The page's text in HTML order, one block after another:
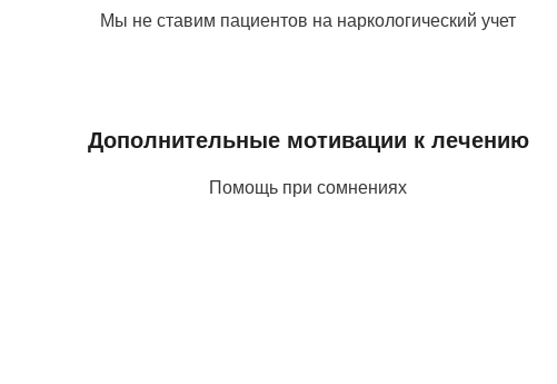
Мы не ставим пациентов на наркологический учет
Дополнительные мотивации к лечению
Помощь при сомнениях